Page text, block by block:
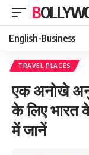
English-Business
TRAVEL PLACES
एक अनोखे
के लिए भारत
में जानें